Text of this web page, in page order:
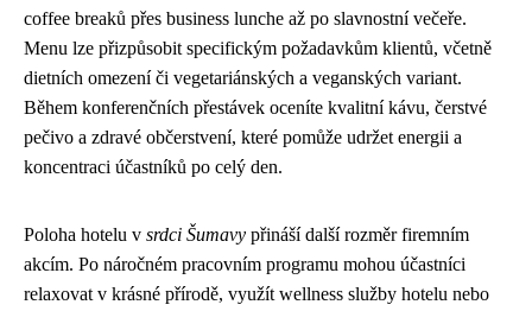
coffee breaků přes business lunche až po slavnostní večeře.
Menu lze přizpůsobit specifickým požadavkům klientů, včetně
dietních omezení či vegetariánských a veganských variant.
Během konferenčních přestávek oceníte kvalitní kávu, čerstvé
pečivo a zdravé občerstvení, které pomůže udržet energii a
koncentraci účastníků po celý den.
Poloha hotelu v srdci Šumavy přináší další rozměr firemním
akcím. Po náročném pracovním programu mohou účastníci
relaxovat v krásné přírodě, využít wellness služby hotelu nebo